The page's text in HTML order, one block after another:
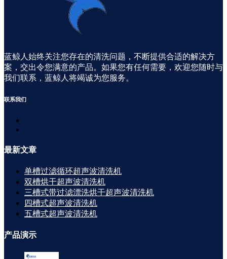
蓝鲸人始终关注您存在的清洗问题，不断提供合适的解决方
案，交出令您满意的产品。如果您有任何需要，欢迎您随时与
我们联系，蓝鲸人将竭诚为您服务。
联系我们
最新文章
单槽过滤循环超声波清洗机
双槽烘干超声波清洗机
三槽式带过滤漂洗烘干超声波清洗机
四槽式超声波清洗机
五槽式超声波清洗机
产品演示